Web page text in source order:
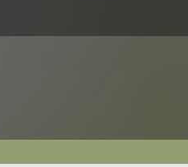
Arrière-cour